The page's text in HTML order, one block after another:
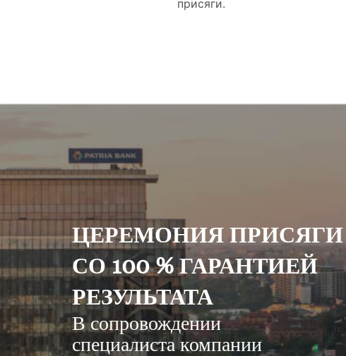
присяги.
ЦЕРЕМОНИЯ ПРИСЯГИ
СО 100 % ГАРАНТИЕЙ
РЕЗУЛЬТАТА
В сопровождении
специалиста компании